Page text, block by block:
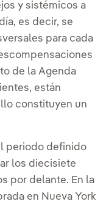
y sistémicos a
es decir, se
para cada
de la Agenda
están
constituyen un
periodo definido
los diecisiete
por delante. En la
en Nueva York